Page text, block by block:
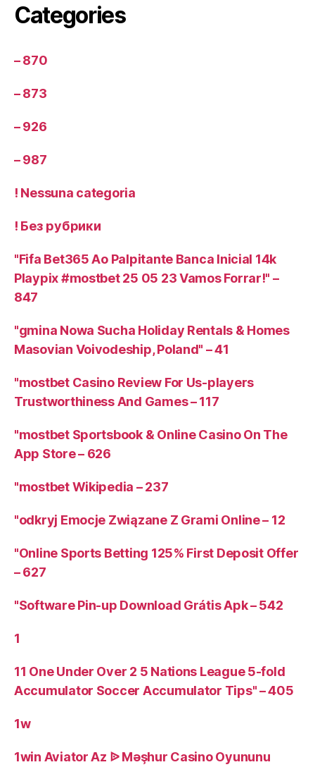
Categories
– 870
– 873
– 926
– 987
! Nessuna categoria
! Без рубрики
"Fifa Bet365 Ao Palpitante Banca Inicial 14k
Playpix #mostbet 25 05 23 Vamos Forrar!" –
847
"gmina Nowa Sucha Holiday Rentals & Homes
Masovian Voivodeship, Poland" – 41
"mostbet Casino Review For Us-players
Trustworthiness And Games – 117
"‎mostbet Sportsbook & Online Casino On The
App Store – 626
"mostbet Wikipedia – 237
"odkryj Emocje Związane Z Grami Online – 12
"Online Sports Betting 125% First Deposit Offer
– 627
"Software Pin-up Download Grátis Apk – 542
1
11 One Under Over 2 5 Nations League 5-fold
Accumulator Soccer Accumulator Tips" – 405
1w
1win Aviator Az ᐉ Məşhur Casino Oyununu